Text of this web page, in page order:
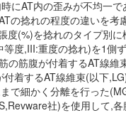
にAT内の歪みが不均一
の捻れの程度の違いを
度(%)を捻れのタイプ別
度,III:重度の捻れ)を1
の筋腹が付着するAT線
着するAT線維束(以下
で細かく分離を行った
社)を使用して,